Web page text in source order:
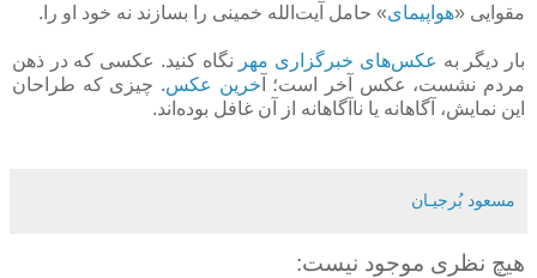
مقوایی «هواپیمای» حامل آیت‌الله خمینی را بسازند نه خود او را.
بار دیگر به عکس‌های خبرگزاری مهر نگاه کنید. عکسی که در ذهن
مردم نشست، عکس آخر است؛ آ خرین عکس. چیزی که طراحان
این نمایش، آگاهانه یا ناآگاهانه از آن غافل بوده‌اند.
مسعود بُرجيـان
هیچ نظری موجود نیست: